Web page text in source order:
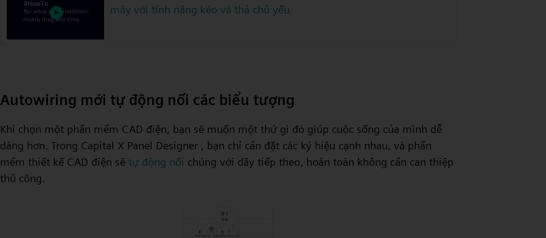
mây với tính năng kéo và thả chủ yếu
Autowiring mới tự động nối các biểu tượng
Khi chọn một phần mềm CAD điện, bạn sẽ muốn một thứ gì đó giúp cuộc sống của mình dễ
dàng hơn. Trong Capital X Panel Designer , bạn chỉ cần đặt các ký hiệu cạnh nhau, và phần
mềm thiết kế CAD điện sẽ tự động nối chúng với dây tiếp theo, hoàn toàn không cần can thiệp
thủ công.